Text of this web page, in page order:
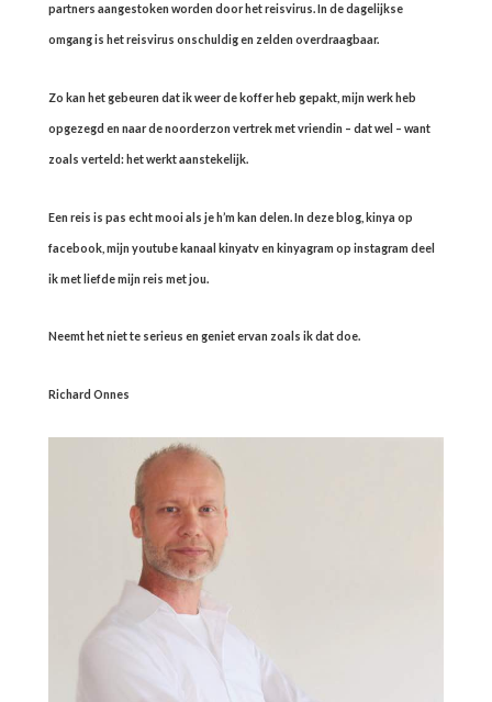
partners aangestoken worden door het reisvirus. In de dagelijkse
omgang is het reisvirus onschuldig en zelden overdraagbaar.
Zo kan het gebeuren dat ik weer de koffer heb gepakt, mijn werk heb
opgezegd en naar de noorderzon vertrek met vriendin – dat wel – want
zoals verteld: het werkt aanstekelijk.
Een reis is pas echt mooi als je h’m kan delen. In deze blog, kinya op
facebook, mijn youtube kanaal kinyatv en kinyagram op instagram deel
ik met liefde mijn reis met jou.
Neemt het niet te serieus en geniet ervan zoals ik dat doe.
Richard Onnes